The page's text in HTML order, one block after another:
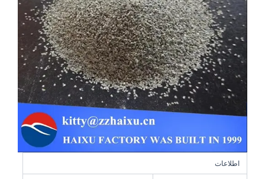
اطلاعات